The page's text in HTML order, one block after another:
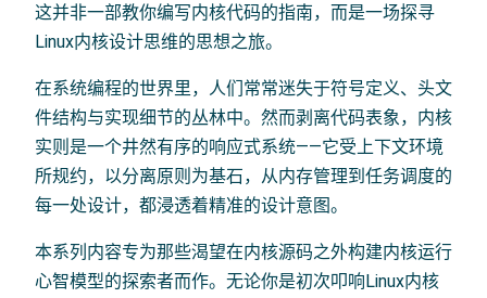
这并非一部教你编写内核代码的指南，而是一场探寻
Linux内核设计思维的思想之旅。
在系统编程的世界里，人们常常迷失于符号定义、头文
件结构与实现细节的丛林中。然而剥离代码表象，内核
实则是一个井然有序的响应式系统——它受上下文环境
所规约，以分离原则为基石，从内存管理到任务调度的
每一处设计，都浸透着精准的设计意图。
本系列内容专为那些渴望在内核源码之外构建内核运行
心智模型的探索者而作。无论你是初次叩响Linux内核